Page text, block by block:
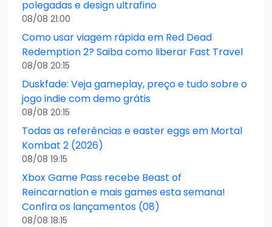
polegadas e design ultrafino
08/08 21:00
Como usar viagem rápida em Red Dead
Redemption 2? Saiba como liberar Fast Travel
08/08 20:15
Duskfade: Veja gameplay, preço e tudo sobre o
jogo indie com demo grátis
08/08 20:15
Todas as referências e easter eggs em Mortal
Kombat 2 (2026)
08/08 19:15
Xbox Game Pass recebe Beast of
Reincarnation e mais games esta semana!
Confira os lançamentos (08)
08/08 18:15